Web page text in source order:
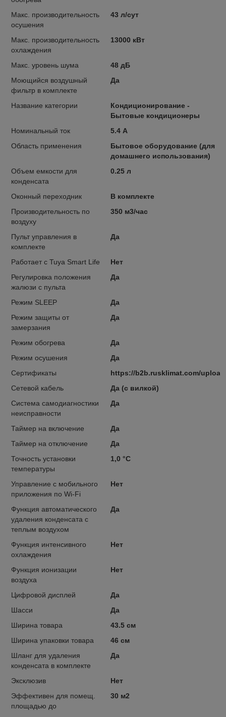
Макс. производительность
осушения
43 л/сут
Макс. производительность
охлаждения
13000 кВт
Макс. уровень шума
48 дБ
Моющийся воздушный
фильтр в комплекте
Да
Название категории
Кондиционирование -
Бытовые кондиционеры
Номинальный ток
5.4 А
Область применения
Бытовое оборудование (для
домашнего использования)
Объем емкости для
конденсата
0.25 л
Оконный переходник
В комплекте
Производительность по
воздуху
350 м3/час
Пульт управления в
комплекте
Да
Работает с Tuya Smart Life
Нет
Регулировка положения
жалюзи с пульта
Да
Режим SLEEP
Да
Режим защиты от
замерзания
Да
Режим обогрева
Да
Режим осушения
Да
Сертификаты
https://b2b.rusklimat.com/
Сетевой кабель
Да (с вилкой)
Система самодиагностики
неисправности
Да
Таймер на включение
Да
Таймер на отключение
Да
Точность установки
температуры
1,0 °С
Управление c мобильного
приложения по Wi-Fi
Нет
Функция автоматического
удаления конденсата с
теплым воздухом
Да
Функция интенсивного
охлаждения
Нет
Функция ионизации
воздуха
Нет
Цифровой дисплей
Да
Шасси
Да
Ширина товара
43.5 см
Ширина упаковки товара
46 см
Шланг для удаления
конденсата в комплекте
Да
Эксклюзив
Нет
Эффективен для помещ.
площадью до
30 м2